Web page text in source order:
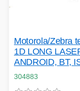
Motorola/Zebra
1D LONG
ANDROID, BT,
304883